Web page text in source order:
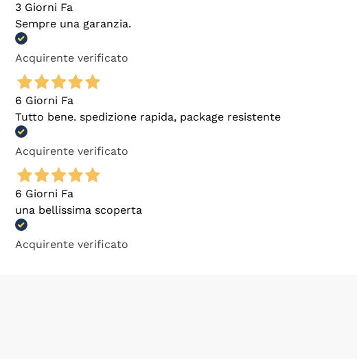
3 Giorni Fa
Sempre una garanzia.
Acquirente verificato
6 Giorni Fa
Tutto bene. spedizione rapida, package resistente
Acquirente verificato
6 Giorni Fa
una bellissima scoperta
Acquirente verificato